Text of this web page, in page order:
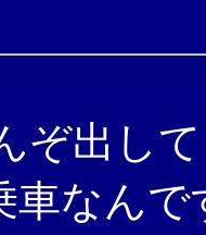
ぞ出し
車なん